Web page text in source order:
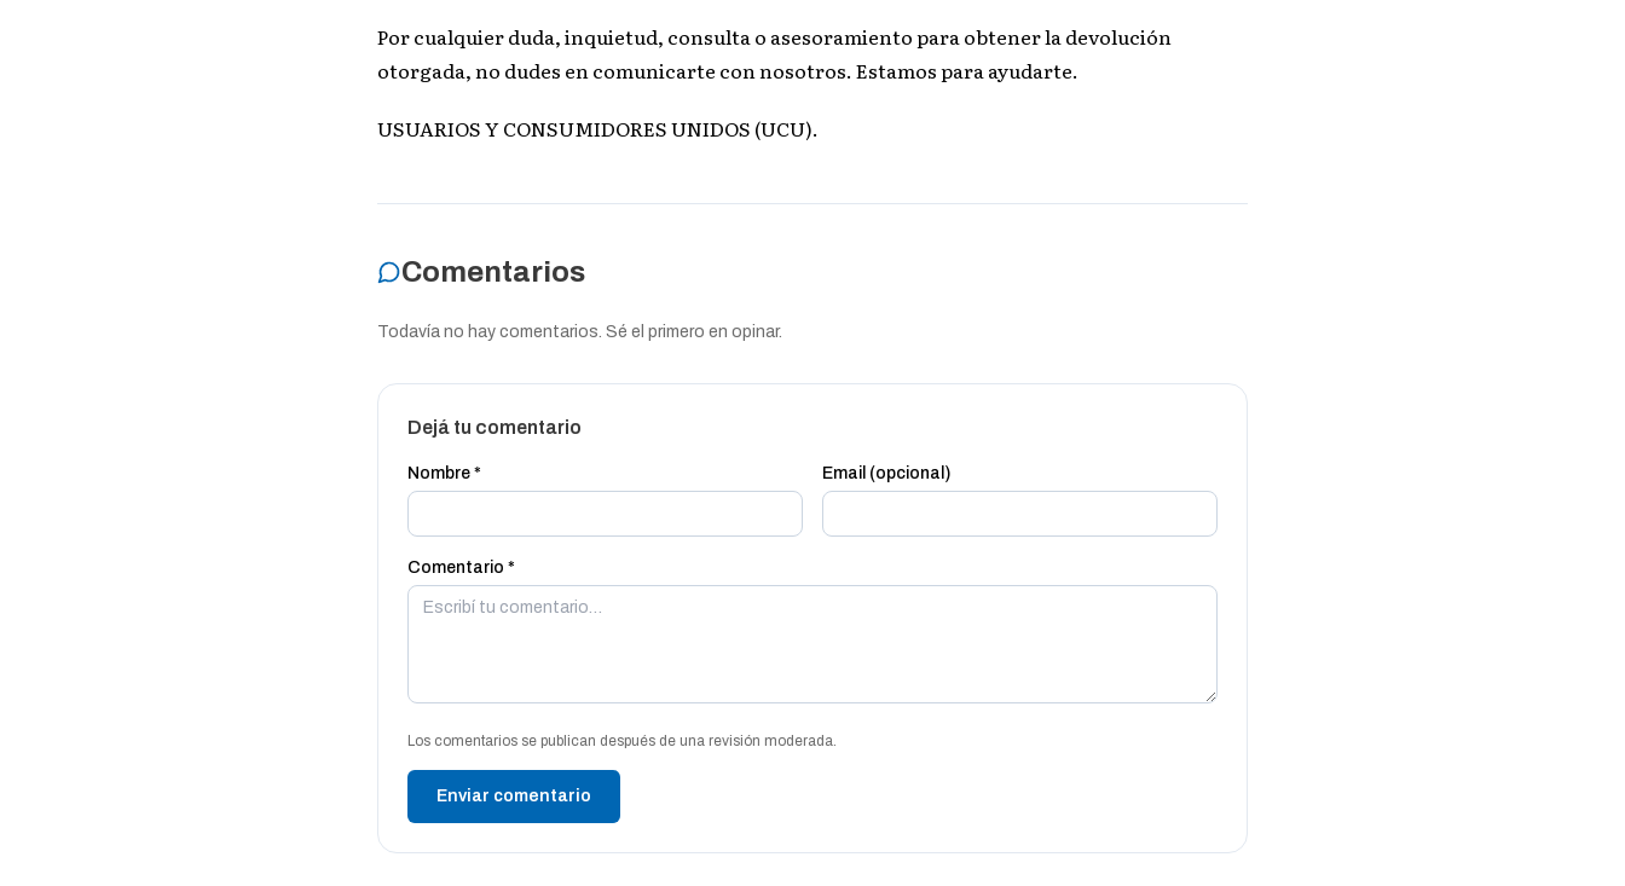
Por cualquier duda, inquietud, consulta o asesoramiento para obtener la devolución
otorgada, no dudes en comunicarte con nosotros. Estamos para ayudarte.
USUARIOS Y CONSUMIDORES UNIDOS (UCU).
Comentarios
Todavía no hay comentarios. Sé el primero en opinar.
Dejá tu comentario
Nombre * Email (opcional)
Comentario *
Los comentarios se publican después de una revisión moderada.
Enviar comentario